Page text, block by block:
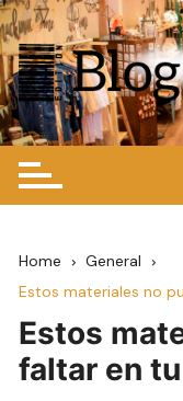
Skip
to
content
Home
General
Estos materiales no
Estos
faltar en